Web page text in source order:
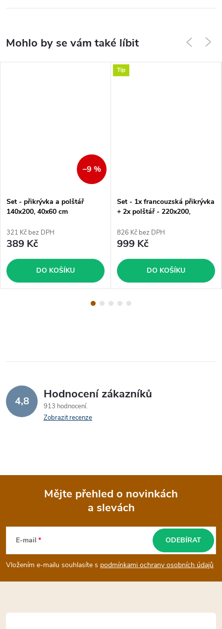
–9 %
Set - přikrývka a polštář
140x200, 40x60 cm
321 Kč bez DPH
389 Kč
DO KOŠÍKU
Tip
Set - 1x francouzská přikrývka
+ 2x polštář - 220x200,
826 Kč bez DPH
999 Kč
DO KOŠÍKU
4,8 Hodnocení zákazníků
913 hodnocení
Zobrazit recenze
p
a
t
Mějte přehled o novinkách
a slevách
E-mail
Vložením e-mailu souhlasíte s podmínkami ochrany osobních údajů
ODEBÍRAT